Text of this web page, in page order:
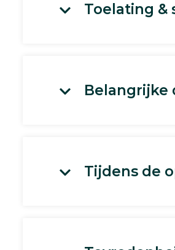
Toelating &
Belangrijke
Tijdens de